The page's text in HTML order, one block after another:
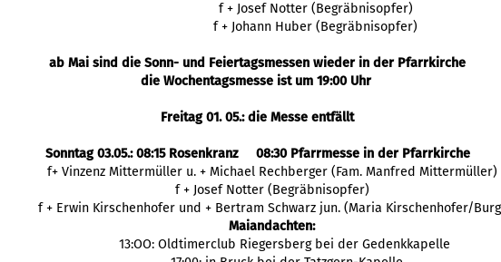
f + Josef Notter (Begräbnisopfer)
f + Johann Huber (Begräbnisopfer)
ab Mai sind die Sonn- und Feiertagsmessen wieder in der Pfarrkirche
die Wochentagsmesse ist um 19:00 Uhr
Freitag 01. 05.: die Messe entfällt
Sonntag 03.05.: 08:15 Rosenkranz 08:30 Pfarrmesse in der Pfarrkirche
f+ Vinzenz Mittermüller u. + Michael Rechberger (Fam. Manfred Mittermüller)
f + Josef Notter (Begräbnisopfer)
f + Erwin Kirschenhofer und + Bertram Schwarz jun. (Maria Kirschenhofer/
Maiandachten:
13:OO: Oldtimerclub Riegersberg bei der Gedenkkapelle